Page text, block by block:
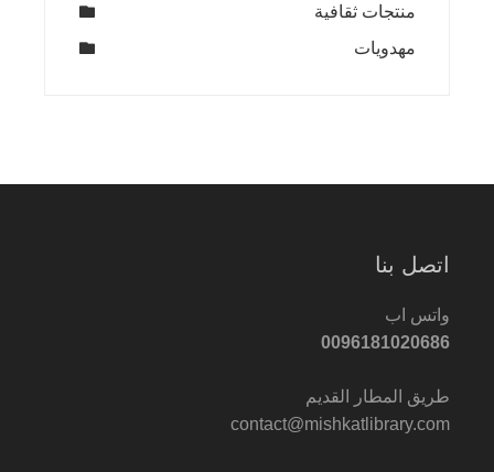
منتجات ثقافية
مهدويات
اتصل بنا
واتس اب
0096181020686
طريق المطار القديم
contact@mishkatlibrary.com